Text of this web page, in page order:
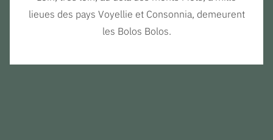
lieues des pays Voyellie et Consonnia, demeurent
les Bolos Bolos.